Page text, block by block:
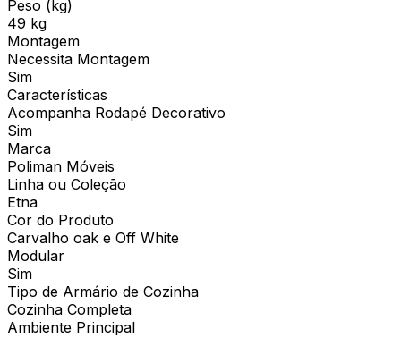
Peso (kg)
49 kg
Montagem
Necessita Montagem
Sim
Características
Acompanha Rodapé Decorativo
Sim
Marca
Poliman Móveis
Linha ou Coleção
Etna
Cor do Produto
Carvalho oak e Off White
Modular
Sim
Tipo de Armário de Cozinha
Cozinha Completa
Ambiente Principal